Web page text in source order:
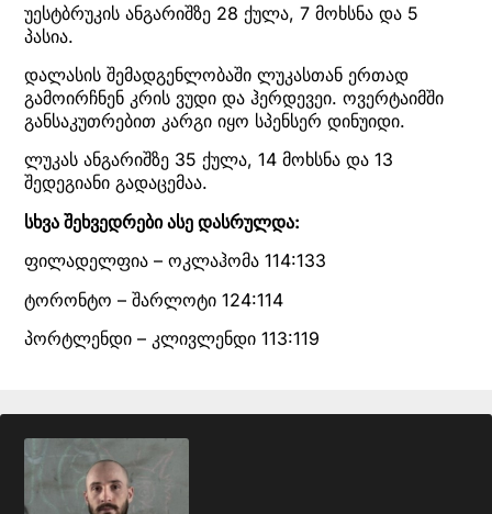
უესტბრუკის ანგარიშზე 28 ქულა, 7 მოხსნა და 5
პასია.
დალასის შემადგენლობაში ლუკასთან ერთად
გამოირჩნენ კრის ვუდი და ჰერდევეი. ოვერტაიმში
განსაკუთრებით კარგი იყო სპენსერ დინუიდი.
ლუკას ანგარიშზე 35 ქულა, 14 მოხსნა და 13
შედეგიანი გადაცემაა.
სხვა შეხვედრები ასე დასრულდა:
ფილადელფია – ოკლაჰომა 114:133
ტორონტო – შარლოტი 124:114
პორტლენდი – კლივლენდი 113:119